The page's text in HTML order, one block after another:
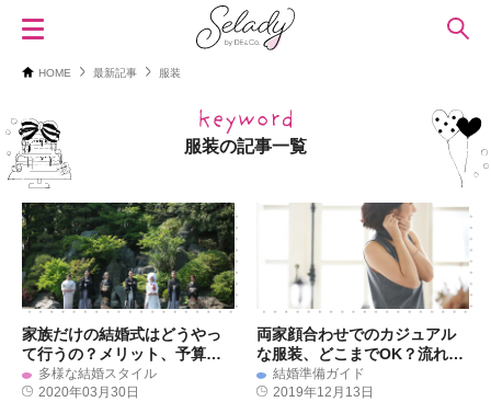
HOME 最新記事 服装
服装の記事一覧
家族だけの結婚式はどうやっ
て行うの？メリット、予算ま
で徹底解説
多様な結婚スタイル
2020年03月30日
両家顔合わせでのカジュアル
な服装、どこまでOK？流れや
事前準備について教えます
結婚準備ガイド
2019年12月13日